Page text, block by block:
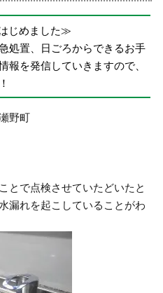
じめました≫
処置、日ごろからできるお手
報を発信していきますので、
野町
とで点検させていたどいたと
漏れを起こしていることがわ